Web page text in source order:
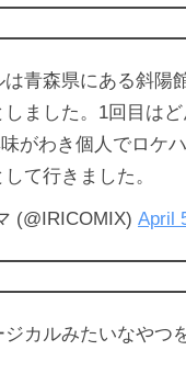
青森県にある斜陽
ました。1回目は
がわき個人でロケ
て行きました。
(@IRICOMIX) April
カルみたいなやつ